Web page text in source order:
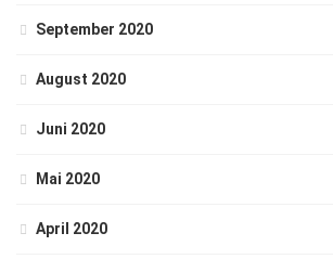
September 2020
August 2020
Juni 2020
Mai 2020
April 2020